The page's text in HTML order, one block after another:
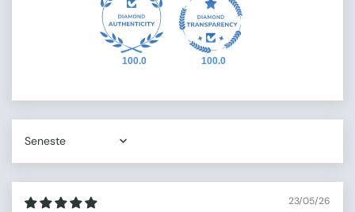
100.0 100.0
Sort by
23/05/26